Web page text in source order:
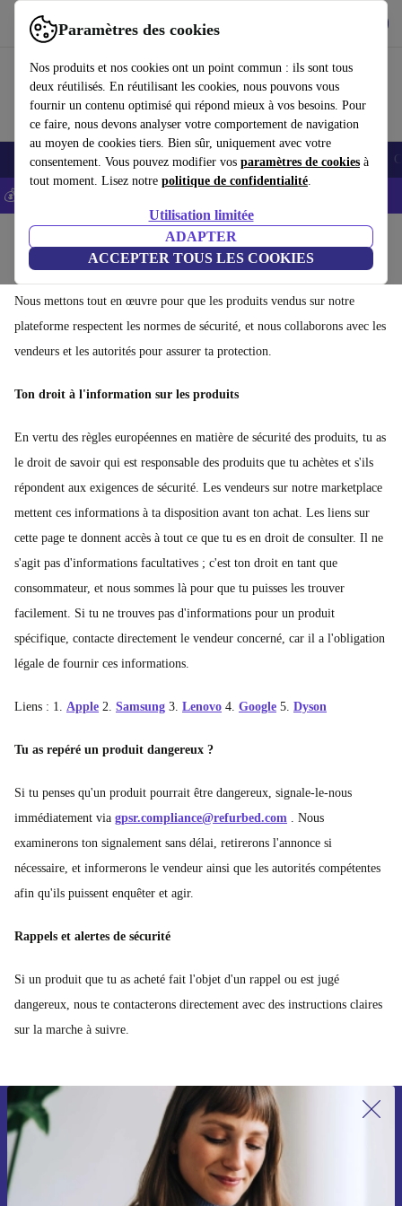
Paramètres des cookies
Nos produits et nos cookies ont un point commun : ils sont tous
deux réutilisés. En réutilisant les cookies, nous pouvons vous
fournir un contenu optimisé qui répond mieux à vos besoins. Pour
ce faire, nous devons analyser votre comportement de navigation
au moyen de cookies tiers. Bien sûr, uniquement avec votre
consentement. Vous pouvez modifier vos paramètres de cookies à
tout moment. Lisez notre politique de confidentialité.
Utilisation limitée
ADAPTER
ACCEPTER TOUS LES COOKIES
Utilisez refurbed rapidement et facilement
Smartphones Laptops Tablettes Montres connectées Accessoires
💰-5% EXTRA sur les iPhones – Code: IPHONEDEAL -
Acheter en toute sécurité sur refurbed
Nous mettons tout en œuvre pour que les produits vendus sur notre
plateforme respectent les normes de sécurité, et nous collaborons avec les
vendeurs et les autorités pour assurer ta protection.
Ton droit à l'information sur les produits
En vertu des règles européennes en matière de sécurité des produits, tu as
le droit de savoir qui est responsable des produits que tu achètes et s'ils
répondent aux exigences de sécurité. Les vendeurs sur notre marketplace
mettent ces informations à ta disposition avant ton achat. Les liens sur
cette page te donnent accès à tout ce que tu es en droit de consulter. Il ne
s'agit pas d'informations facultatives ; c'est ton droit en tant que
consommateur, et nous sommes là pour que tu puisses les trouver
facilement. Si tu ne trouves pas d'informations pour un produit
spécifique, contacte directement le vendeur concerné, car il a l'obligation
légale de fournir ces informations.
Liens : 1. Apple 2. Samsung 3. Lenovo 4. Google 5. Dyson
Tu as repéré un produit dangereux ?
Si tu penses qu'un produit pourrait être dangereux, signale-le-nous
immédiatement via gpsr.compliance@refurbed.com . Nous
examinerons ton signalement sans délai, retirerons l'annonce si
nécessaire, et informerons le vendeur ainsi que les autorités compétentes
afin qu'ils puissent enquêter et agir.
Rappels et alertes de sécurité
Si un produit que tu as acheté fait l'objet d'un rappel ou est jugé
dangereux, nous te contacterons directement avec des instructions claires
sur la marche à suivre.
Recevoir offres et infos de refurbed
par mail
Ne manquez plus aucune offre.